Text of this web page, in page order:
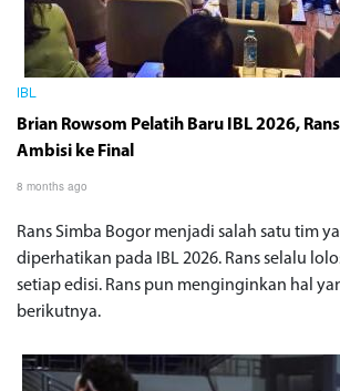
IBL
Brian Rowsom Pelatih Baru IBL 2026,
Ambisi ke Final
8 months ago
Rans Simba Bogor menjadi salah satu tim
diperhatikan pada IBL 2026. Rans selalu
setiap edisi. Rans pun menginginkan hal
berikutnya.